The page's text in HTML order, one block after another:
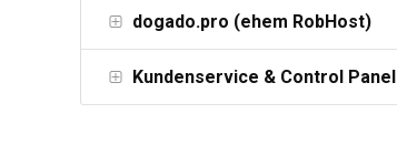
dogado.pro (ehem RobHost)
Kundenservice & Control Panel